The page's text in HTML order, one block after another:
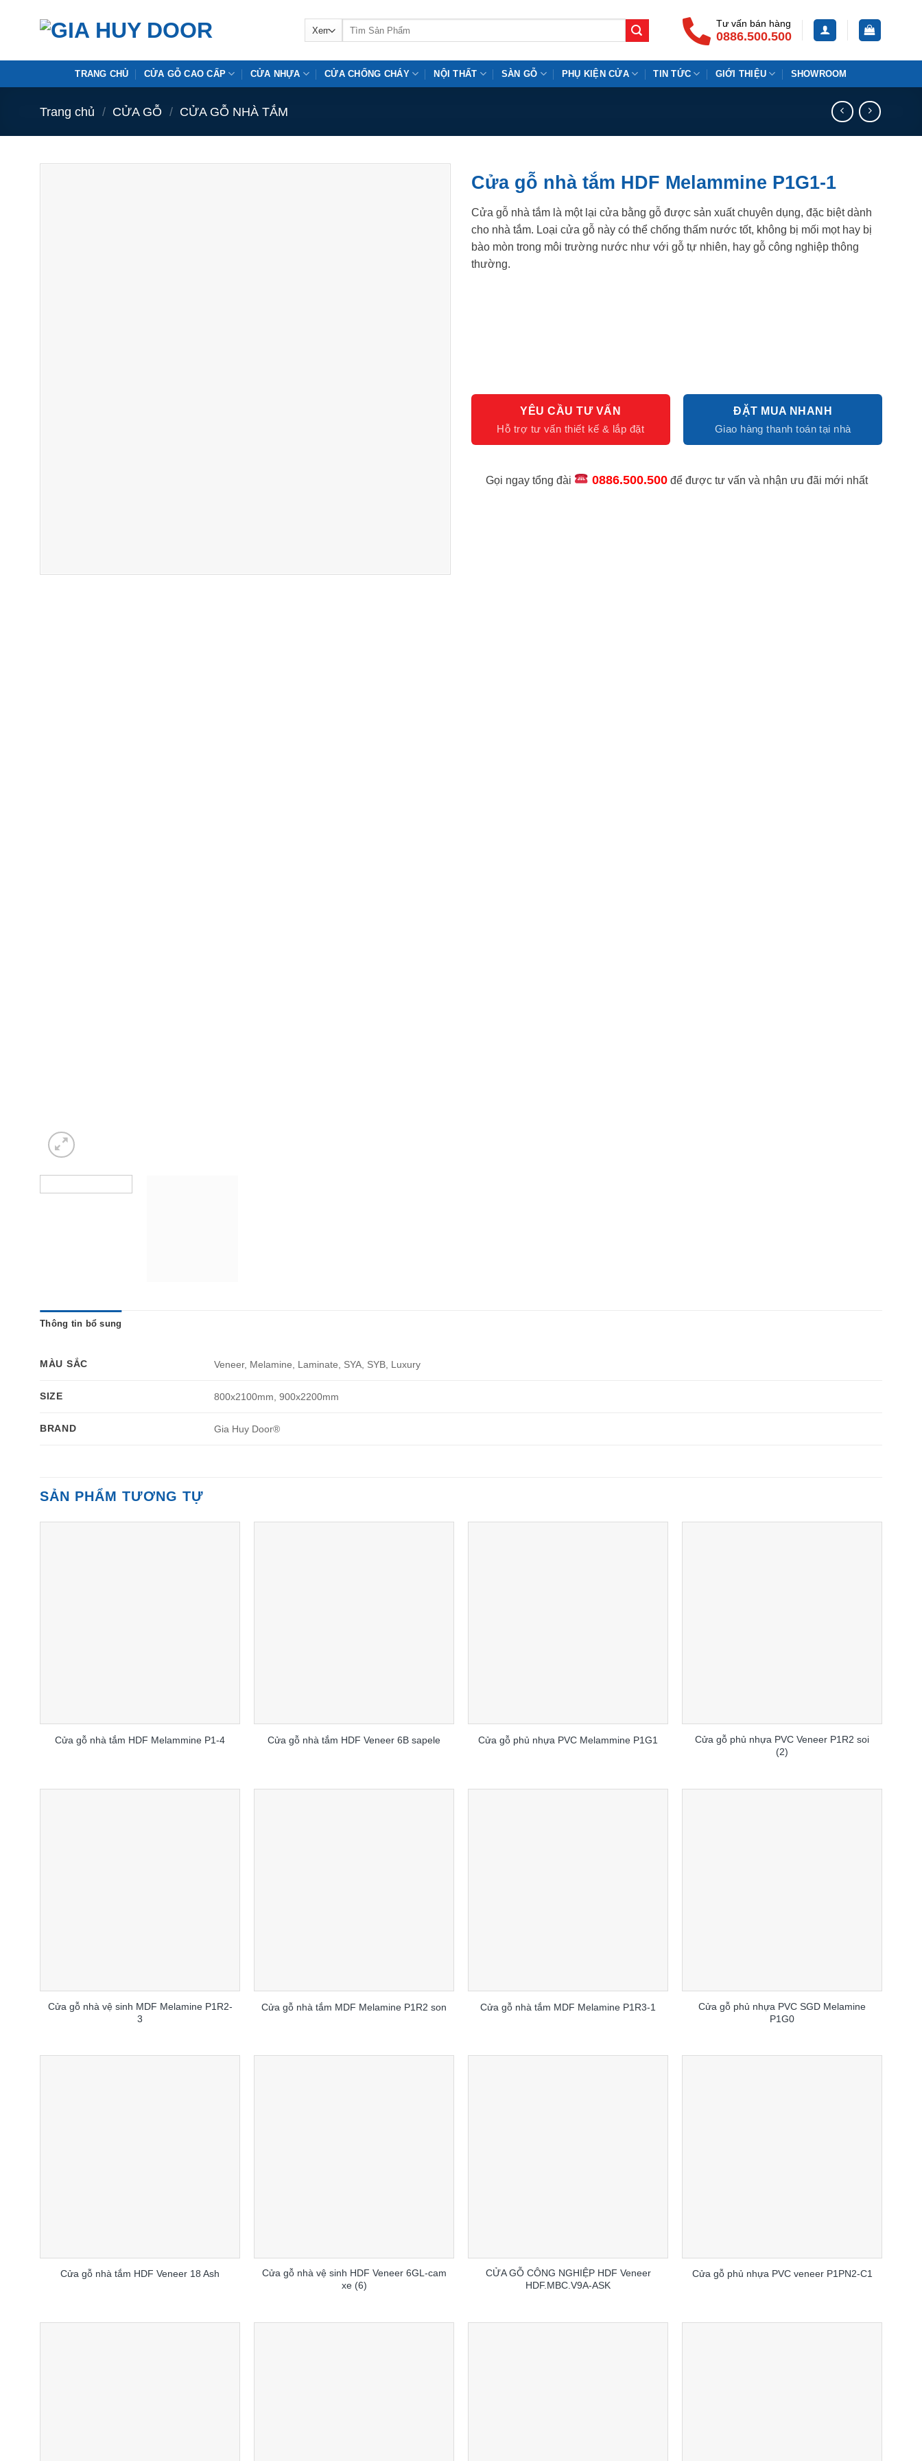
Tư vấn bán hàng
0886.500.500
TRANG CHỦ CỬA GỖ CAO CẤP CỬA NHỰA CỬA CHỐNG CHÁY NỘI THẤT SÀN GỖ PHỤ KIỆN CỬA TIN TỨC GIỚI THIỆU SHOWROOM
Trang chủ / CỬA GỖ / CỬA GỖ NHÀ TẮM
Cửa gỗ nhà tắm HDF Melammine P1G1-1
Cửa gỗ nhà tắm là một lại cửa bằng gỗ được sản xuất chuyên dụng, đặc biệt dành
cho nhà tắm. Loại cửa gỗ này có thể chống thấm nước tốt, không bị mối mọt hay bị
bào mòn trong môi trường nước như với gỗ tự nhiên, hay gỗ công nghiệp thông
thường.
YÊU CẦU TƯ VẤN ĐẶT MUA NHANH
Gọi ngay tổng đài 0886.500.500để được tư vấn và nhận ưu đãi mới nhất
Thông tin bổ sung
MÀU SẮC Veneer, Melamine, Laminate, SYA, SYB, Luxury
SIZE 800x2100mm, 900x2200mm
BRAND Gia Huy Door®
SẢN PHẨM TƯƠNG TỰ
Cửa gỗ nhà tắm HDF Melammine P1-4 Cửa gỗ nhà tắm HDF Veneer 6B sapele Cửa gỗ phủ nhựa PVC Melammine P1G1
Cửa gỗ phủ nhựa PVC Veneer P1R2 soi
(2)
Cửa gỗ nhà vệ sinh MDF Melamine P1R2-
3
Cửa gỗ nhà tắm MDF Melamine P1R2 son Cửa gỗ nhà tắm MDF Melamine P1R3-1
Cửa gỗ phủ nhựa PVC SGD Melamine
P1G0
Cửa gỗ nhà tắm HDF Veneer 18 Ash
Cửa gỗ nhà vệ sinh HDF Veneer 6GL-cam
xe (6)
CỬA GỖ CÔNG NGHIỆP HDF Veneer
HDF.MBC.V9A-ASK
Cửa gỗ phủ nhựa PVC veneer P1PN2-C1